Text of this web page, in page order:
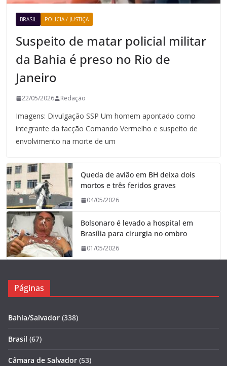
BRASIL POLICIA / JUSTIÇA
Suspeito de matar policial militar
da Bahia é preso no Rio de
Janeiro
22/05/2026 Redação
Imagens: Divulgação SSP Um homem apontado como
integrante da facção Comando Vermelho e suspeito de
envolvimento na morte de um
Queda de avião em BH deixa dois
mortos e três feridos graves
04/05/2026
Bolsonaro é levado a hospital em
Brasília para cirurgia no ombro
01/05/2026
Páginas
Bahia/Salvador (338)
Brasil (67)
Câmara de Salvador (53)